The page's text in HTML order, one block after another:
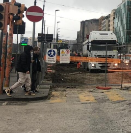
to search or ESC to close